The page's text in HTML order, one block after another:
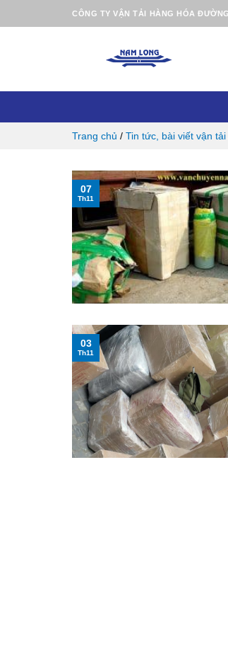
CÔNG TY VẬN TẢI HÀNG HÓA
Trang chủ / Tin tức, bài viết vận tải
07
Th11
03
Th11